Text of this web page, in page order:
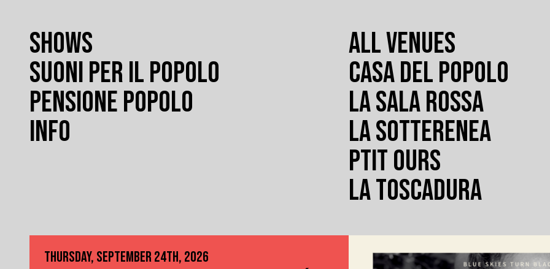
SHOWS
SUONI PER IL POPOLO
PENSIONE POPOLO
INFO
ALL VENUES
CASA DEL POPOLO
LA SALA ROSSA
LA SOTTERENEA
PTIT OURS
LA TOSCADURA
THURSDAY, SEPTEMBER 24TH, 2026